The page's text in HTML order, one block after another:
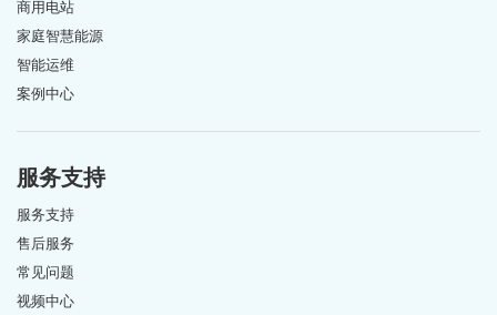
商用电站
家庭智慧能源
智能运维
案例中心
服务支持
服务支持
售后服务
常见问题
视频中心